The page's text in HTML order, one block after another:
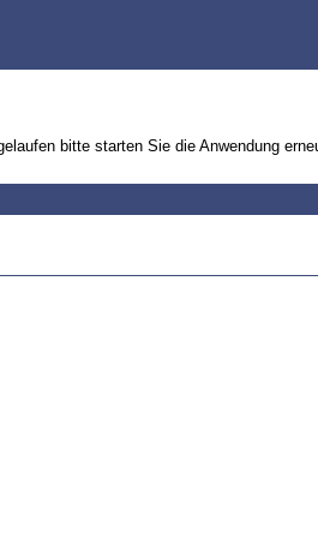
bitte starten Sie die Anwendung